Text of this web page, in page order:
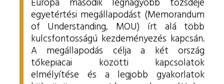
Európa második legnagyobb tőzsdéje
egyetértési megállapodást (Memorandum
of Understanding, MOU) írt alá több
kulcsfontosságú kezdeményezés kapcsán.
A megállapodás célja a két ország
tőkepiacai közötti kapcsolatok
elmélyítése és a legjobb gyakorlatok